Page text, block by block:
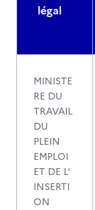
légal
MINISTE
RE DU
TRAVAIL
DU
PLEIN
EMPLOI
ET DE L'
INSERTI
ON